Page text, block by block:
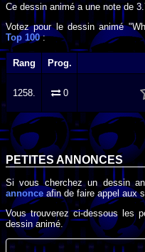
Ce dessin animé a une note de
Votez pour le dessin animé
Top 100:
Rang Prog.
1258. 0
PETITES ANNONCES
Si vous cherchez un dessin
annonce afin de faire appel aux
Vous trouverez ci-dessous les
dessin animé.